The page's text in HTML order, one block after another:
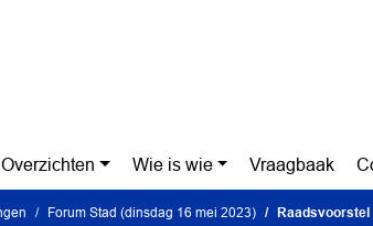
Overzichten Wie is wie Vraagbaak
Forum Stad (dinsdag 16 mei 2023) Raadsvoorstel